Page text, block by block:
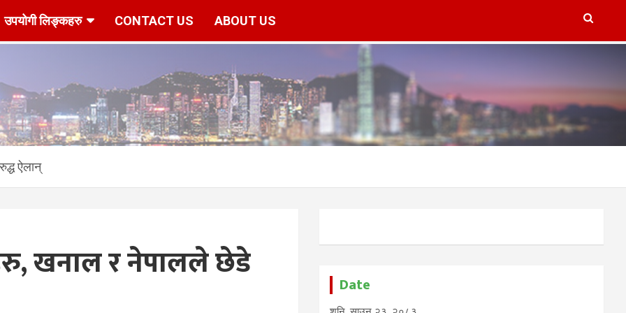
www/vhosts/hknepal.com/httpdocs/deshbidesh/wp-content/plugins/refresh-post-page-wud/refresh-post-page-wud.php
उपयोगी लिङ्कहरु CONTACT US ABOUT US
ऐलान्
खनाल र नेपालले छेडे Date